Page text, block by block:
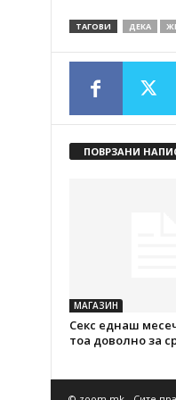
ТАГОВИ ДЕКА
ПОВРЗАНИ
МАГАЗИН
Секс еднаш
тоа доволно за